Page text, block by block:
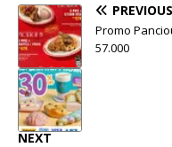
PREVIOUS
Promo
57.000
NEXT